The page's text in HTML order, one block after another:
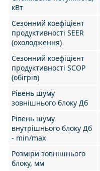
кВт
Сезонний коефіцієнт
продуктивності SEER
(охолодження)
Сезонний коефіцієнт
продуктивності SCOP
(обігрів)
Рівень шуму
зовнішнього блоку Дб
Рівень шуму
внутрішнього блоку Дб
- min/max
Розміри зовнішнього
блоку, мм